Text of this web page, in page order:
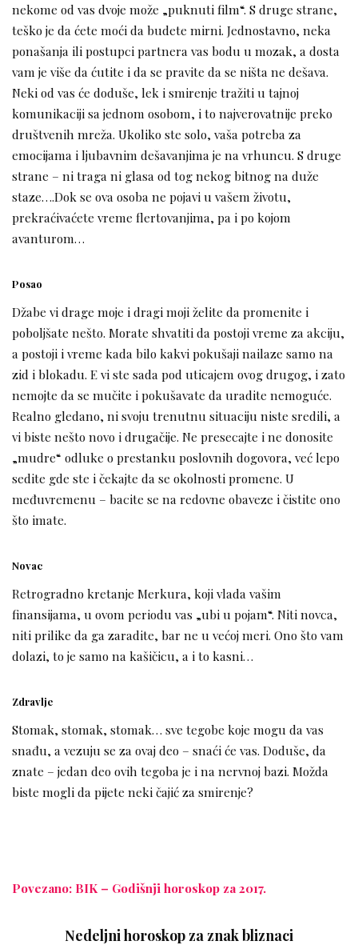
nekome od vas dvoje može „puknuti film“. S druge strane,
teško je da ćete moći da budete mirni. Jednostavno, neka
ponašanja ili postupci partnera vas bodu u mozak, a dosta
vam je više da ćutite i da se pravite da se ništa ne dešava.
Neki od vas će doduše, lek i smirenje tražiti u tajnoj
komunikaciji sa jednom osobom, i to najverovatnije preko
društvenih mreža. Ukoliko ste solo, vaša potreba za
emocijama i ljubavnim dešavanjima je na vrhuncu. S druge
strane – ni traga ni glasa od tog nekog bitnog na duže
staze….Dok se ova osoba ne pojavi u vašem životu,
prekraćivaćete vreme flertovanjima, pa i po kojom
avanturom…
Posao
Džabe vi drage moje i dragi moji želite da promenite i
poboljšate nešto. Morate shvatiti da postoji vreme za akciju,
a postoji i vreme kada bilo kakvi pokušaji nailaze samo na
zid i blokadu. E vi ste sada pod uticajem ovog drugog, i zato
nemojte da se mučite i pokušavate da uradite nemoguće.
Realno gledano, ni svoju trenutnu situaciju niste sredili, a
vi biste nešto novo i drugačije. Ne presecajte i ne donosite
„mudre“ odluke o prestanku poslovnih dogovora, već lepo
sedite gde ste i čekajte da se okolnosti promene. U
međuvremenu – bacite se na redovne obaveze i čistite ono
što imate.
Novac
Retrogradno kretanje Merkura, koji vlada vašim
finansijama, u ovom periodu vas „ubi u pojam“. Niti novca,
niti prilike da ga zaradite, bar ne u većoj meri. Ono što vam
dolazi, to je samo na kašičicu, a i to kasni…
Zdravlje
Stomak, stomak, stomak… sve tegobe koje mogu da vas
snađu, a vezuju se za ovaj deo – snaći će vas. Doduše, da
znate – jedan deo ovih tegoba je i na nervnoj bazi. Možda
biste mogli da pijete neki čajić za smirenje?
Povezano: BIK – Godišnji horoskop za 2017.
Nedeljni horoskop za znak bliznaci